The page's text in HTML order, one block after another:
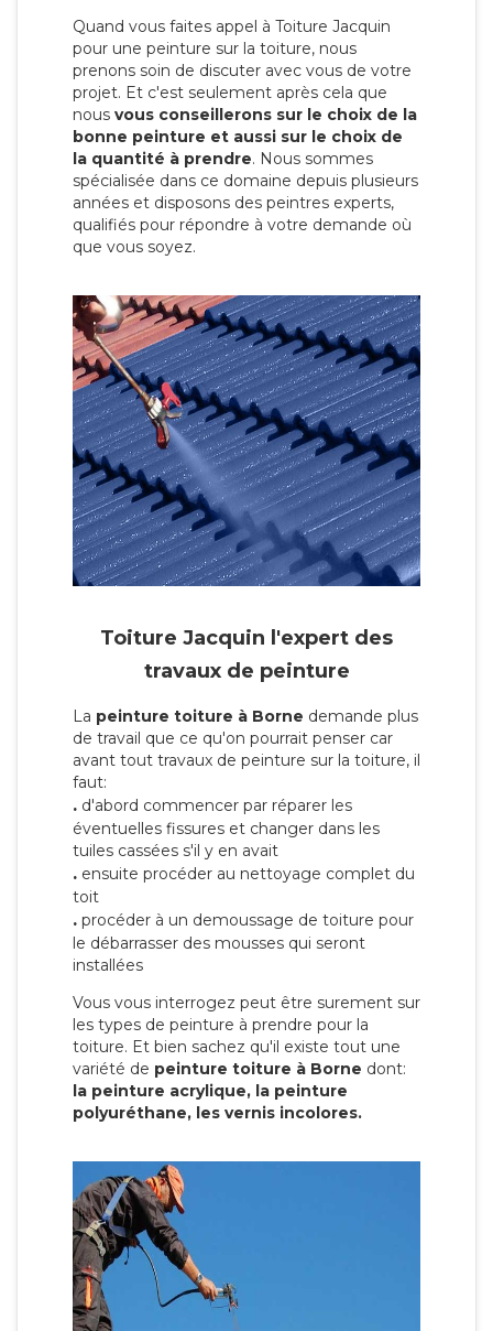
Quand vous faites appel à Toiture Jacquin
pour une peinture sur la toiture, nous
prenons soin de discuter avec vous de votre
projet. Et c'est seulement après cela que
nous vous conseillerons sur le choix de la
bonne peinture et aussi sur le choix de
la quantité à prendre. Nous sommes
spécialisée dans ce domaine depuis plusieurs
années et disposons des peintres experts,
qualifiés pour répondre à votre demande où
que vous soyez.
Toiture Jacquin l'expert des
travaux de peinture
La peinture toiture à Borne demande plus
de travail que ce qu'on pourrait penser car
avant tout travaux de peinture sur la toiture, il
faut:
. d'abord commencer par réparer les
éventuelles fissures et changer dans les
tuiles cassées s'il y en avait
. ensuite procéder au nettoyage complet du
toit
. procéder à un demoussage de toiture pour
le débarrasser des mousses qui seront
installées
Vous vous interrogez peut être surement sur
les types de peinture à prendre pour la
toiture. Et bien sachez qu'il existe tout une
variété de peinture toiture à Borne dont:
la peinture acrylique, la peinture
polyuréthane, les vernis incolores.